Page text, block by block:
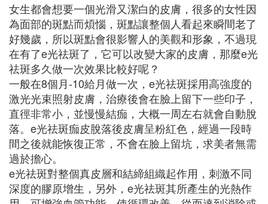
女生都會想要一個光滑又潔白的皮膚，很多的女性因
為面部的斑點而煩惱，斑點讓整個人看起來瞬間老了
好幾歲，所以斑點會很影響人的美觀和形象，不過現
在有了e光祛斑了，它可以改變大家的皮膚，那麼e光
祛斑多久做一次效果比較好呢？
一般在8個月-10給月做一次，e光祛斑採用高強度的
激光光束照射皮膚，治療後會在臉上留下一些印子，
直徑非常小，並慢慢結痂，大概一周左右就會自動脫
落。e光祛斑痂皮脫落後皮膚呈粉紅色，經過一段時
間之後就能恢復正常，不會在臉上留坑，求美者無需
過於擔心。
e光祛斑對整個真皮層和結締組織起作用，刺激不同
深度的膠原增生，另外，e光祛斑其所產生的光熱作